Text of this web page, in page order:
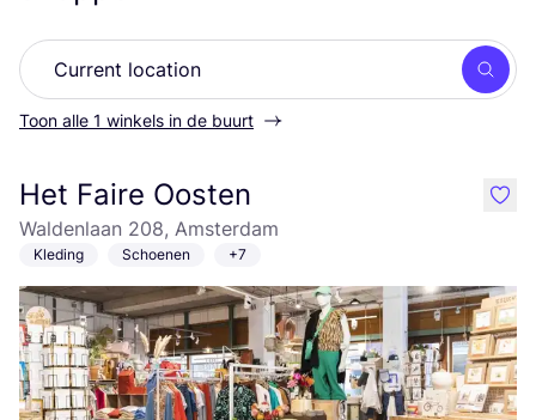
Zoek
Toon alle 1 winkels in de buurt
Het Faire Oosten
Waldenlaan 208, Amsterdam
Kleding Schoenen +7
like